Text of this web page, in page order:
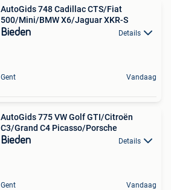
AutoGids 748 Cadillac CTS/Fiat
500/Mini/BMW X6/Jaguar XKR-S
Bieden Details
Gent Vandaag
AutoGids 775 VW Golf GTI/Citroën
C3/Grand C4 Picasso/Porsche
Bieden Details
Gent Vandaag